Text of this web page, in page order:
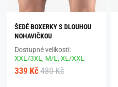
ŠEDÉ BOXERKY S DLOUHOU
NOHAVIČKOU
Dostupné velikosti:
XXL/3XL, M/L,XL/XXL
339 Kč 480 Kč